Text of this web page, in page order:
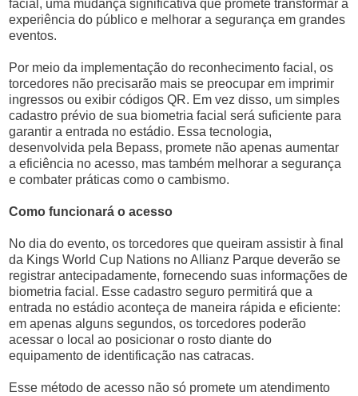
facial, uma mudança significativa que promete transformar a
experiência do público e melhorar a segurança em grandes
eventos.
Por meio da implementação do reconhecimento facial, os
torcedores não precisarão mais se preocupar em imprimir
ingressos ou exibir códigos QR. Em vez disso, um simples
cadastro prévio de sua biometria facial será suficiente para
garantir a entrada no estádio. Essa tecnologia,
desenvolvida pela Bepass, promete não apenas aumentar
a eficiência no acesso, mas também melhorar a segurança
e combater práticas como o cambismo.
Como funcionará o acesso
No dia do evento, os torcedores que queiram assistir à final
da Kings World Cup Nations no Allianz Parque deverão se
registrar antecipadamente, fornecendo suas informações de
biometria facial. Esse cadastro seguro permitirá que a
entrada no estádio aconteça de maneira rápida e eficiente:
em apenas alguns segundos, os torcedores poderão
acessar o local ao posicionar o rosto diante do
equipamento de identificação nas catracas.
Esse método de acesso não só promete um atendimento